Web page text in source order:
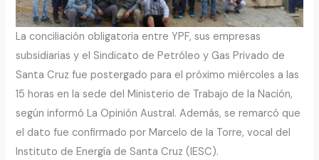
La conciliación obligatoria entre YPF, sus empresas
subsidiarias y el Sindicato de Petróleo y Gas Privado de
Santa Cruz fue postergado para el próximo miércoles a las
15 horas en la sede del Ministerio de Trabajo de la Nación,
según informó La Opinión Austral. Además, se remarcó que
el dato fue confirmado por Marcelo de la Torre, vocal del
Instituto de Energía de Santa Cruz (IESC).